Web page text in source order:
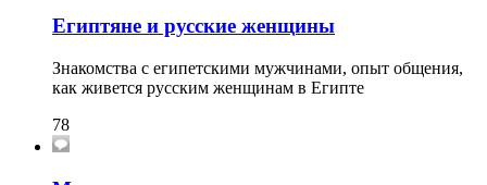
Египтяне и русские женщины
Знакомства с египетскими мужчинами, опыт общения,
как живется русским женщинам в Египте
78